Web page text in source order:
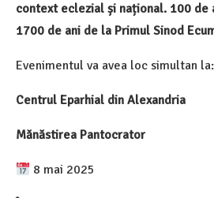
context eclezial și național. 100 de
1700 de ani de la Primul Sinod
Evenimentul va avea loc simultan la:
Centrul Eparhial din Alexandria
Mănăstirea Pantocrator
8 mai 2025